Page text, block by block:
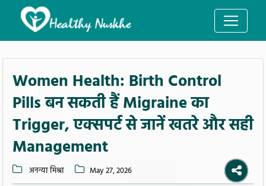
Women Health: Birth Control
Pills बन सकती हैं Migraine का
Trigger, एक्सपर्ट से जानें खतरे और सही
Management
अनन्या मिश्रा May 27, 2026